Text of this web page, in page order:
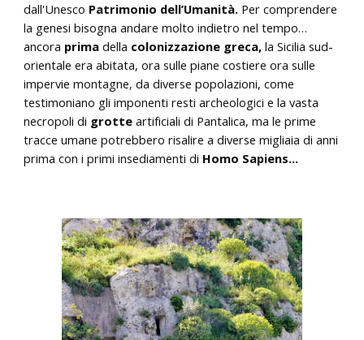
dall'Unesco Patrimonio dell’Umanità. Per comprendere
la genesi bisogna andare molto indietro nel tempo…
ancora primadella colonizzazione greca,la Sicilia sud-
orientale era abitata, ora sulle piane costiere ora sulle
impervie montagne, da diverse popolazioni, come
testimoniano gli imponenti resti archeologici e la vasta
necropoli di grotteartificiali di Pantalica, ma le prime
tracce umane potrebbero risalire a diverse migliaia di anni
prima con i primi insediamenti di Homo Sapiens...